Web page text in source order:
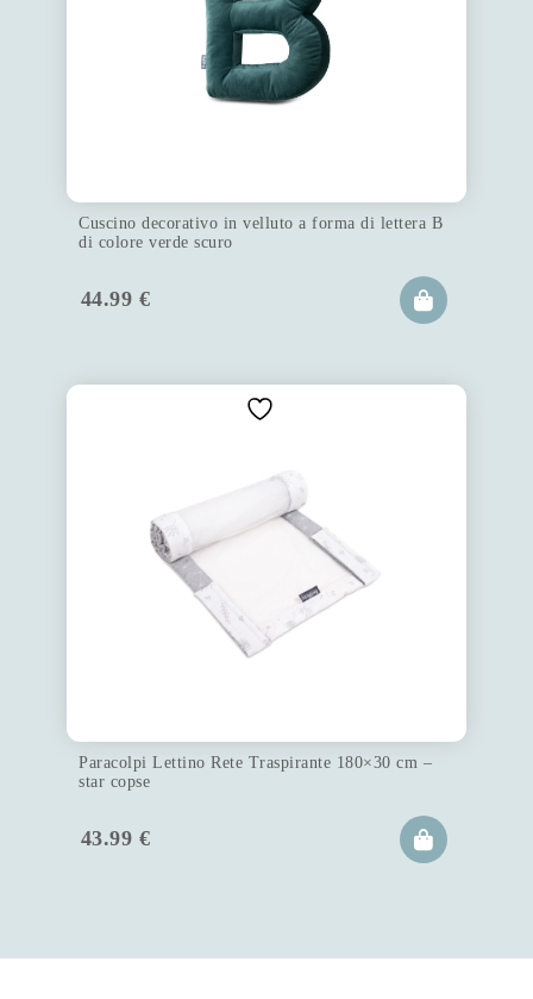
Cuscino decorativo in velluto a forma di lettera B
di colore verde scuro
44.99 €
Paracolpi Lettino Rete Traspirante 180×30 cm –
star copse
43.99 €